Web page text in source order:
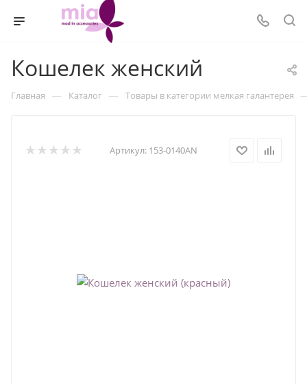
Кошелек женский
Главная — Каталог — Товары в категории мелкая галантерея
Артикул: 153-0140AN